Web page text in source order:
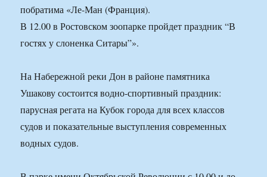
побратима «Ле-Ман (Франция).
В 12.00 в Ростовском зоопарке пройдет праздник “В
гостях у слоненка Ситары”».
На Набережной реки Дон в районе памятника
Ушакову состоится водно-спортивный праздник:
парусная регата на Кубок города для всех классов
судов и показательные выступления современных
водных судов.